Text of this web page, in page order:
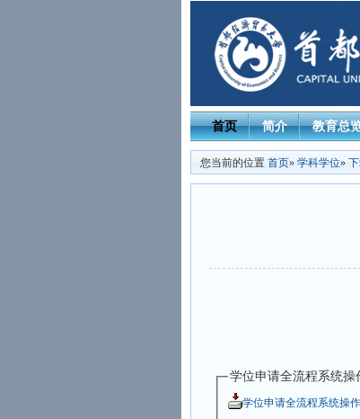
首页 简介 教育总
您当前的位置 首页» 学科学位»
学位申请全流程系统
学位申请全流程系统操